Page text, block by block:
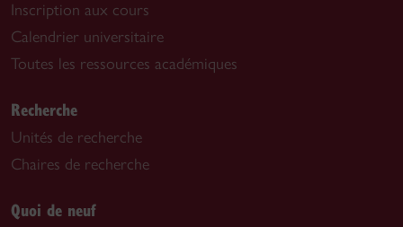
Inscription aux cours
Calendrier universitaire
Toutes les ressources académiques
Recherche
Unités de recherche
Chaires de recherche
Quoi de neuf